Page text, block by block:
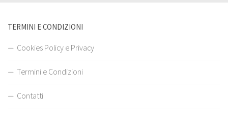
TERMINI E CONDIZIONI
Cookies Policy e Privacy
Termini e Condizioni
Contatti